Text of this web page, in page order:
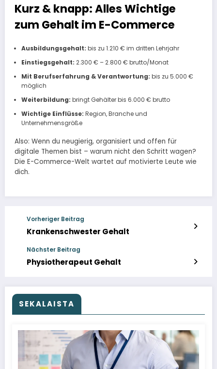
Kurz & knapp: Alles Wichtige
zum Gehalt im E-Commerce
Ausbildungsgehalt: bis zu 1.210 € im dritten Lehrjahr
Einstiegsgehalt: 2.300 € – 2.800 € brutto/Monat
Mit Berufserfahrung & Verantwortung: bis zu 5.000 €
möglich
Weiterbildung: bringt Gehälter bis 6.000 € brutto
Wichtige Einflüsse: Region, Branche und
Unternehmensgröße
Also: Wenn du neugierig, organisiert und offen für
digitale Themen bist – warum nicht den Schritt wagen?
Die E-Commerce-Welt wartet auf motivierte Leute wie
dich.
Vorheriger Beitrag
Krankenschwester Gehalt
Nächster Beitrag
Physiotherapeut Gehalt
SEKALAISTA